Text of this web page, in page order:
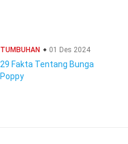
TUMBUHAN 01 Des 2024
29 Fakta Tentang Bunga
Poppy